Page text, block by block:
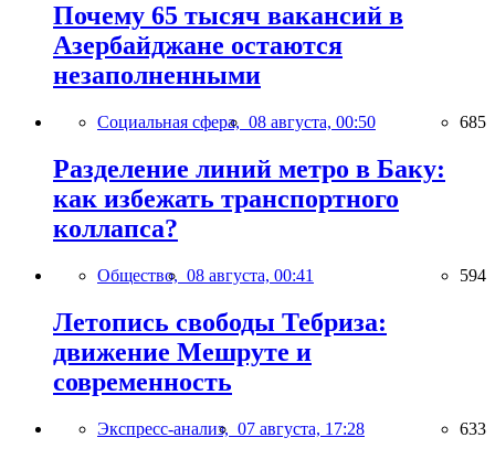
Почему 65 тысяч вакансий в
Азербайджане остаются
незаполненными
Социальная сфера, 08 августа, 00:50 685
Разделение линий метро в Баку:
как избежать транспортного
коллапса?
Общество, 08 августа, 00:41 594
Летопись свободы Тебриза:
движение Мешруте и
современность
Экспресс-анализ, 07 августа, 17:28 633